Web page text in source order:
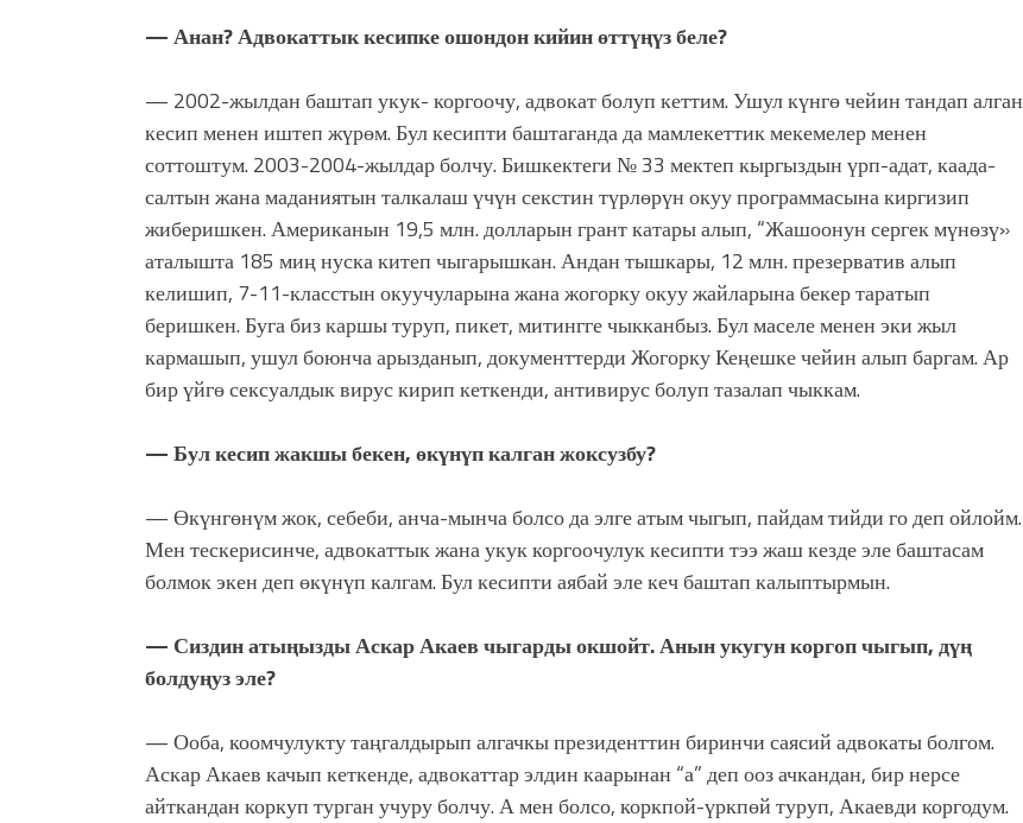
— Анан? Адвокаттык кесипке ошондон кийин өттүңүз беле?
— 2002-жылдан баштап укук- коргоочу, адвокат болуп кеттим. Ушул күнгө чейин тандап алган
кесип менен иштеп жүрөм. Бул кесипти баштаганда да мамлекеттик мекемелер менен
соттоштум. 2003-2004-жылдар болчу. Бишкектеги № 33 мектеп кыргыздын үрп-адат, каада-
салтын жана маданиятын талкалаш үчүн секстин түрлөрүн окуу программасына киргизип
жиберишкен. Американын 19,5 млн. долларын грант катары алып, “Жашоонун сергек мүнөзү»
аталышта 185 миң нуска китеп чыгарышкан. Андан тышкары, 12 млн. презерватив алып
келишип, 7-11-класстын окуучуларына жана жогорку окуу жайларына бекер таратып
беришкен. Буга биз каршы туруп, пикет, митингге чыкканбыз. Бул маселе менен эки жыл
кармашып, ушул боюнча арызданып, документтерди Жогорку Кеңешке чейин алып баргам. Ар
бир үйгө сексуалдык вирус кирип кеткенди, антивирус болуп тазалап чыккам.
— Бул кесип жакшы бекен, өкүнүп калган жоксузбу?
— Өкүнгөнүм жок, себеби, анча-мынча болсо да элге атым чыгып, пайдам тийди го деп ойлойм.
Мен тескерисинче, адвокаттык жана укук коргоочулук кесипти тээ жаш кезде эле баштасам
болмок экен деп өкүнүп калгам. Бул кесипти аябай эле кеч баштап калыптырмын.
— Сиздин атыңызды Аскар Акаев чыгарды окшойт. Анын укугун коргоп чыгып, дүң
болдуңуз эле?
— Ооба, коомчулукту таңгалдырып алгачкы президенттин биринчи саясий адвокаты болгом.
Аскар Акаев качып кеткенде, адвокаттар элдин каарынан “а” деп ооз ачкандан, бир нерсе
айткандан коркуп турган учуру болчу. А мен болсо, коркпой-үркпөй туруп, Акаевди коргодум.